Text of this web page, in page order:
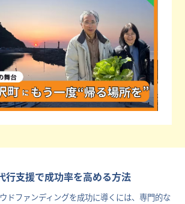
行支援で成功率を高める方法
ドファンディングを成功に導くには、専門的な